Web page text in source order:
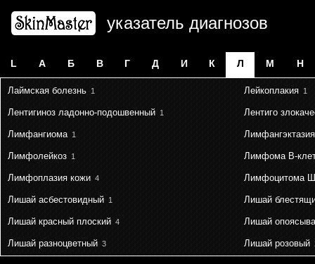
указатель диагнозов
L А Б В Г Д И К Л М Н
Лаймская болезнь1 Лейкоплакия1
Лентигиноз ладонно-подошвенный1 Лентиго
Лимфангиома1 Лимфангэктазия
Лимфолейкоз1 Лимфома B-
Лимфоплазия кожи4 Лимфоцитома
Лишай асбестовидный1 Лишай
Лишай красный плоский4 Лишай
Лишай разноцветный3 Лишай розовый